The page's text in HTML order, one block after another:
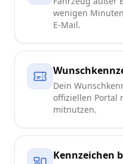
wenigen
E-Mail.
Dein
offiziellen Portal
mitnutzen.
Kennzeichen